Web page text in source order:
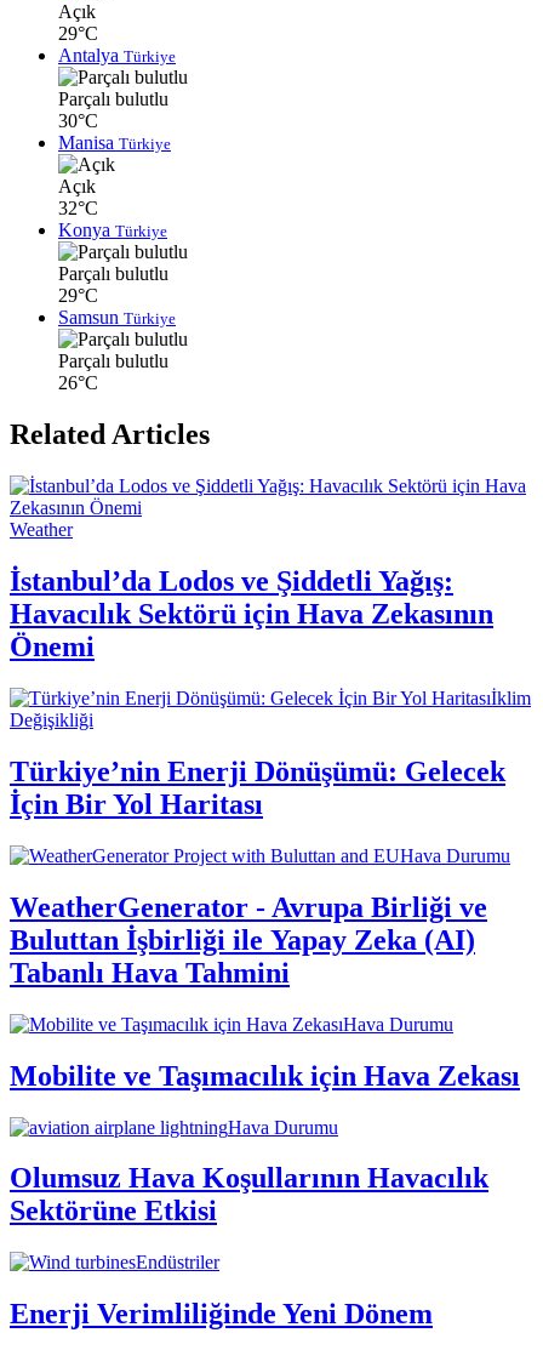
Açık
29°C
Antalya Türkiye
Parçalı bulutlu
30°C
Manisa Türkiye
Açık
32°C
Konya Türkiye
Parçalı bulutlu
29°C
Samsun Türkiye
Parçalı bulutlu
26°C
Related Articles
Weather
İstanbul’da Lodos ve Şiddetli Yağış:
Havacılık Sektörü için Hava Zekasının
Önemi
İklim
Değişikliği
Türkiye’nin Enerji Dönüşümü: Gelecek
İçin Bir Yol Haritası
Hava Durumu
WeatherGenerator - Avrupa Birliği ve
Buluttan İşbirliği ile Yapay Zeka (AI)
Tabanlı Hava Tahmini
Hava Durumu
Mobilite ve Taşımacılık için Hava Zekası
Hava Durumu
Olumsuz Hava Koşullarının Havacılık
Sektörüne Etkisi
Endüstriler
Enerji Verimliliğinde Yeni Dönem